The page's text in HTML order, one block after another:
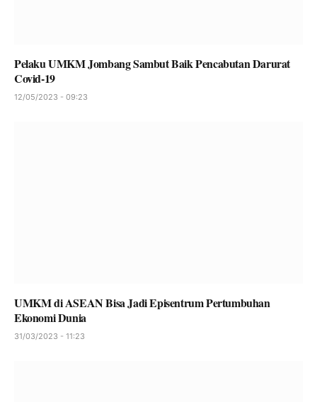
Pelaku UMKM Jombang Sambut Baik Pencabutan Darurat
Covid-19
12/05/2023 - 09:23
UMKM di ASEAN Bisa Jadi Episentrum Pertumbuhan
Ekonomi Dunia
31/03/2023 - 11:23